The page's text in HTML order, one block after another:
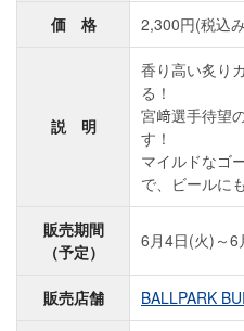
価 格 2,300円(税込
説 明
香り高い炙り
る！
宮﨑選手待望
す！
マイルドなゴ
で、ビールに
販売期間
（予定）
6月4日(火)～6
販売店舗 BALLPARK